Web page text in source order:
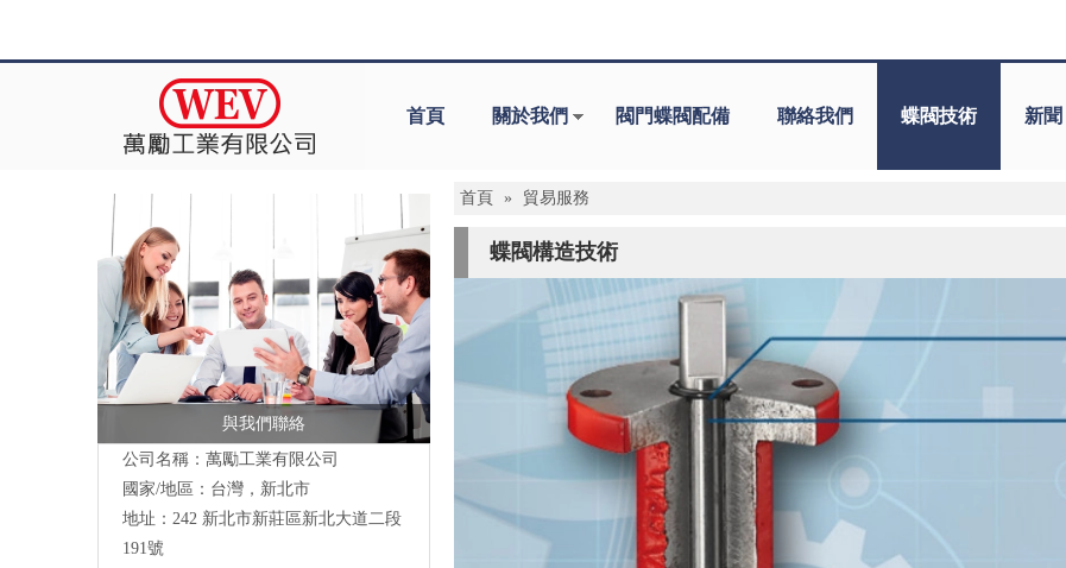
首頁 關於我們 閥門蝶閥配備 聯絡我們 蝶閥技術 新聞
與我們聯絡
公司名稱：萬勵工業有限公司
國家/地區：台灣，新北市
地址： 242 新北市新莊區新北大道二段
191號
首頁 » 貿易服務
蝶閥構造技術